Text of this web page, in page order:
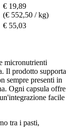
€ 19,89
(€ 552,50 / kg)
€ 55,03
micronutrienti
Il prodotto supporta
sempre presenti in
Ogni capsula offre
facile
tra i pasti,